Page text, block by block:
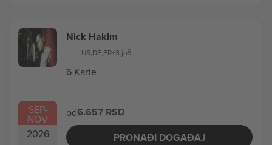
SEP-
NOV
2026
Nick Hakim
US,DE,FR+3 još
6 Karte
od6.657 RSD
PRONAĐI DOGAĐAJ